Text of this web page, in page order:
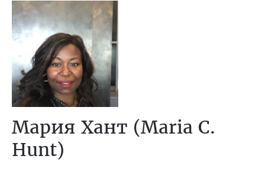
Мария Хант (Maria C.
Hunt)